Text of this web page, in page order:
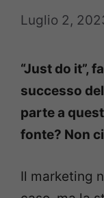
Luglio 2,
“Just do it”,
successo
parte a
fonte? Non
Il marketing